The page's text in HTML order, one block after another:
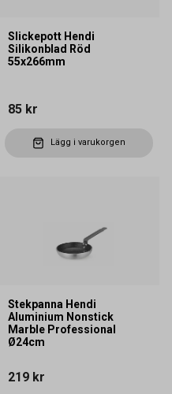
Slickepott Hendi
Silikonblad Röd
55x266mm
85 kr
Lägg i varukorgen
Stekpanna Hendi
Aluminium Nonstick
Marble Professional
Ø24cm
219 kr